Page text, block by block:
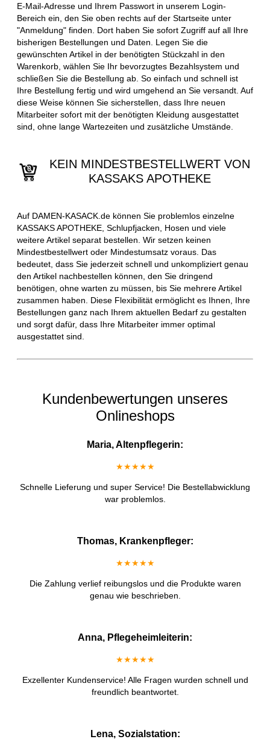
E-Mail-Adresse und Ihrem Passwort in unserem Login-
Bereich ein, den Sie oben rechts auf der Startseite unter
"Anmeldung" finden. Dort haben Sie sofort Zugriff auf all Ihre
bisherigen Bestellungen und Daten. Legen Sie die
gewünschten Artikel in der benötigten Stückzahl in den
Warenkorb, wählen Sie Ihr bevorzugtes Bezahlsystem und
schließen Sie die Bestellung ab. So einfach und schnell ist
Ihre Bestellung fertig und wird umgehend an Sie versandt. Auf
diese Weise können Sie sicherstellen, dass Ihre neuen
Mitarbeiter sofort mit der benötigten Kleidung ausgestattet
sind, ohne lange Wartezeiten und zusätzliche Umstände.
KEIN MINDESTBESTELLWERT VON
KASSAKS APOTHEKE
Auf DAMEN-KASACK.de können Sie problemlos einzelne
KASSAKS APOTHEKE, Schlupfjacken, Hosen und viele
weitere Artikel separat bestellen. Wir setzen keinen
Mindestbestellwert oder Mindestumsatz voraus. Das
bedeutet, dass Sie jederzeit schnell und unkompliziert genau
den Artikel nachbestellen können, den Sie dringend
benötigen, ohne warten zu müssen, bis Sie mehrere Artikel
zusammen haben. Diese Flexibilität ermöglicht es Ihnen, Ihre
Bestellungen ganz nach Ihrem aktuellen Bedarf zu gestalten
und sorgt dafür, dass Ihre Mitarbeiter immer optimal
ausgestattet sind.
Kundenbewertungen unseres
Onlineshops
Maria, Altenpflegerin:
★★★★★
Schnelle Lieferung und super Service! Die Bestellabwicklung
war problemlos.
Thomas, Krankenpfleger:
★★★★★
Die Zahlung verlief reibungslos und die Produkte waren
genau wie beschrieben.
Anna, Pflegeheimleiterin:
★★★★★
Exzellenter Kundenservice! Alle Fragen wurden schnell und
freundlich beantwortet.
Lena, Sozialstation: